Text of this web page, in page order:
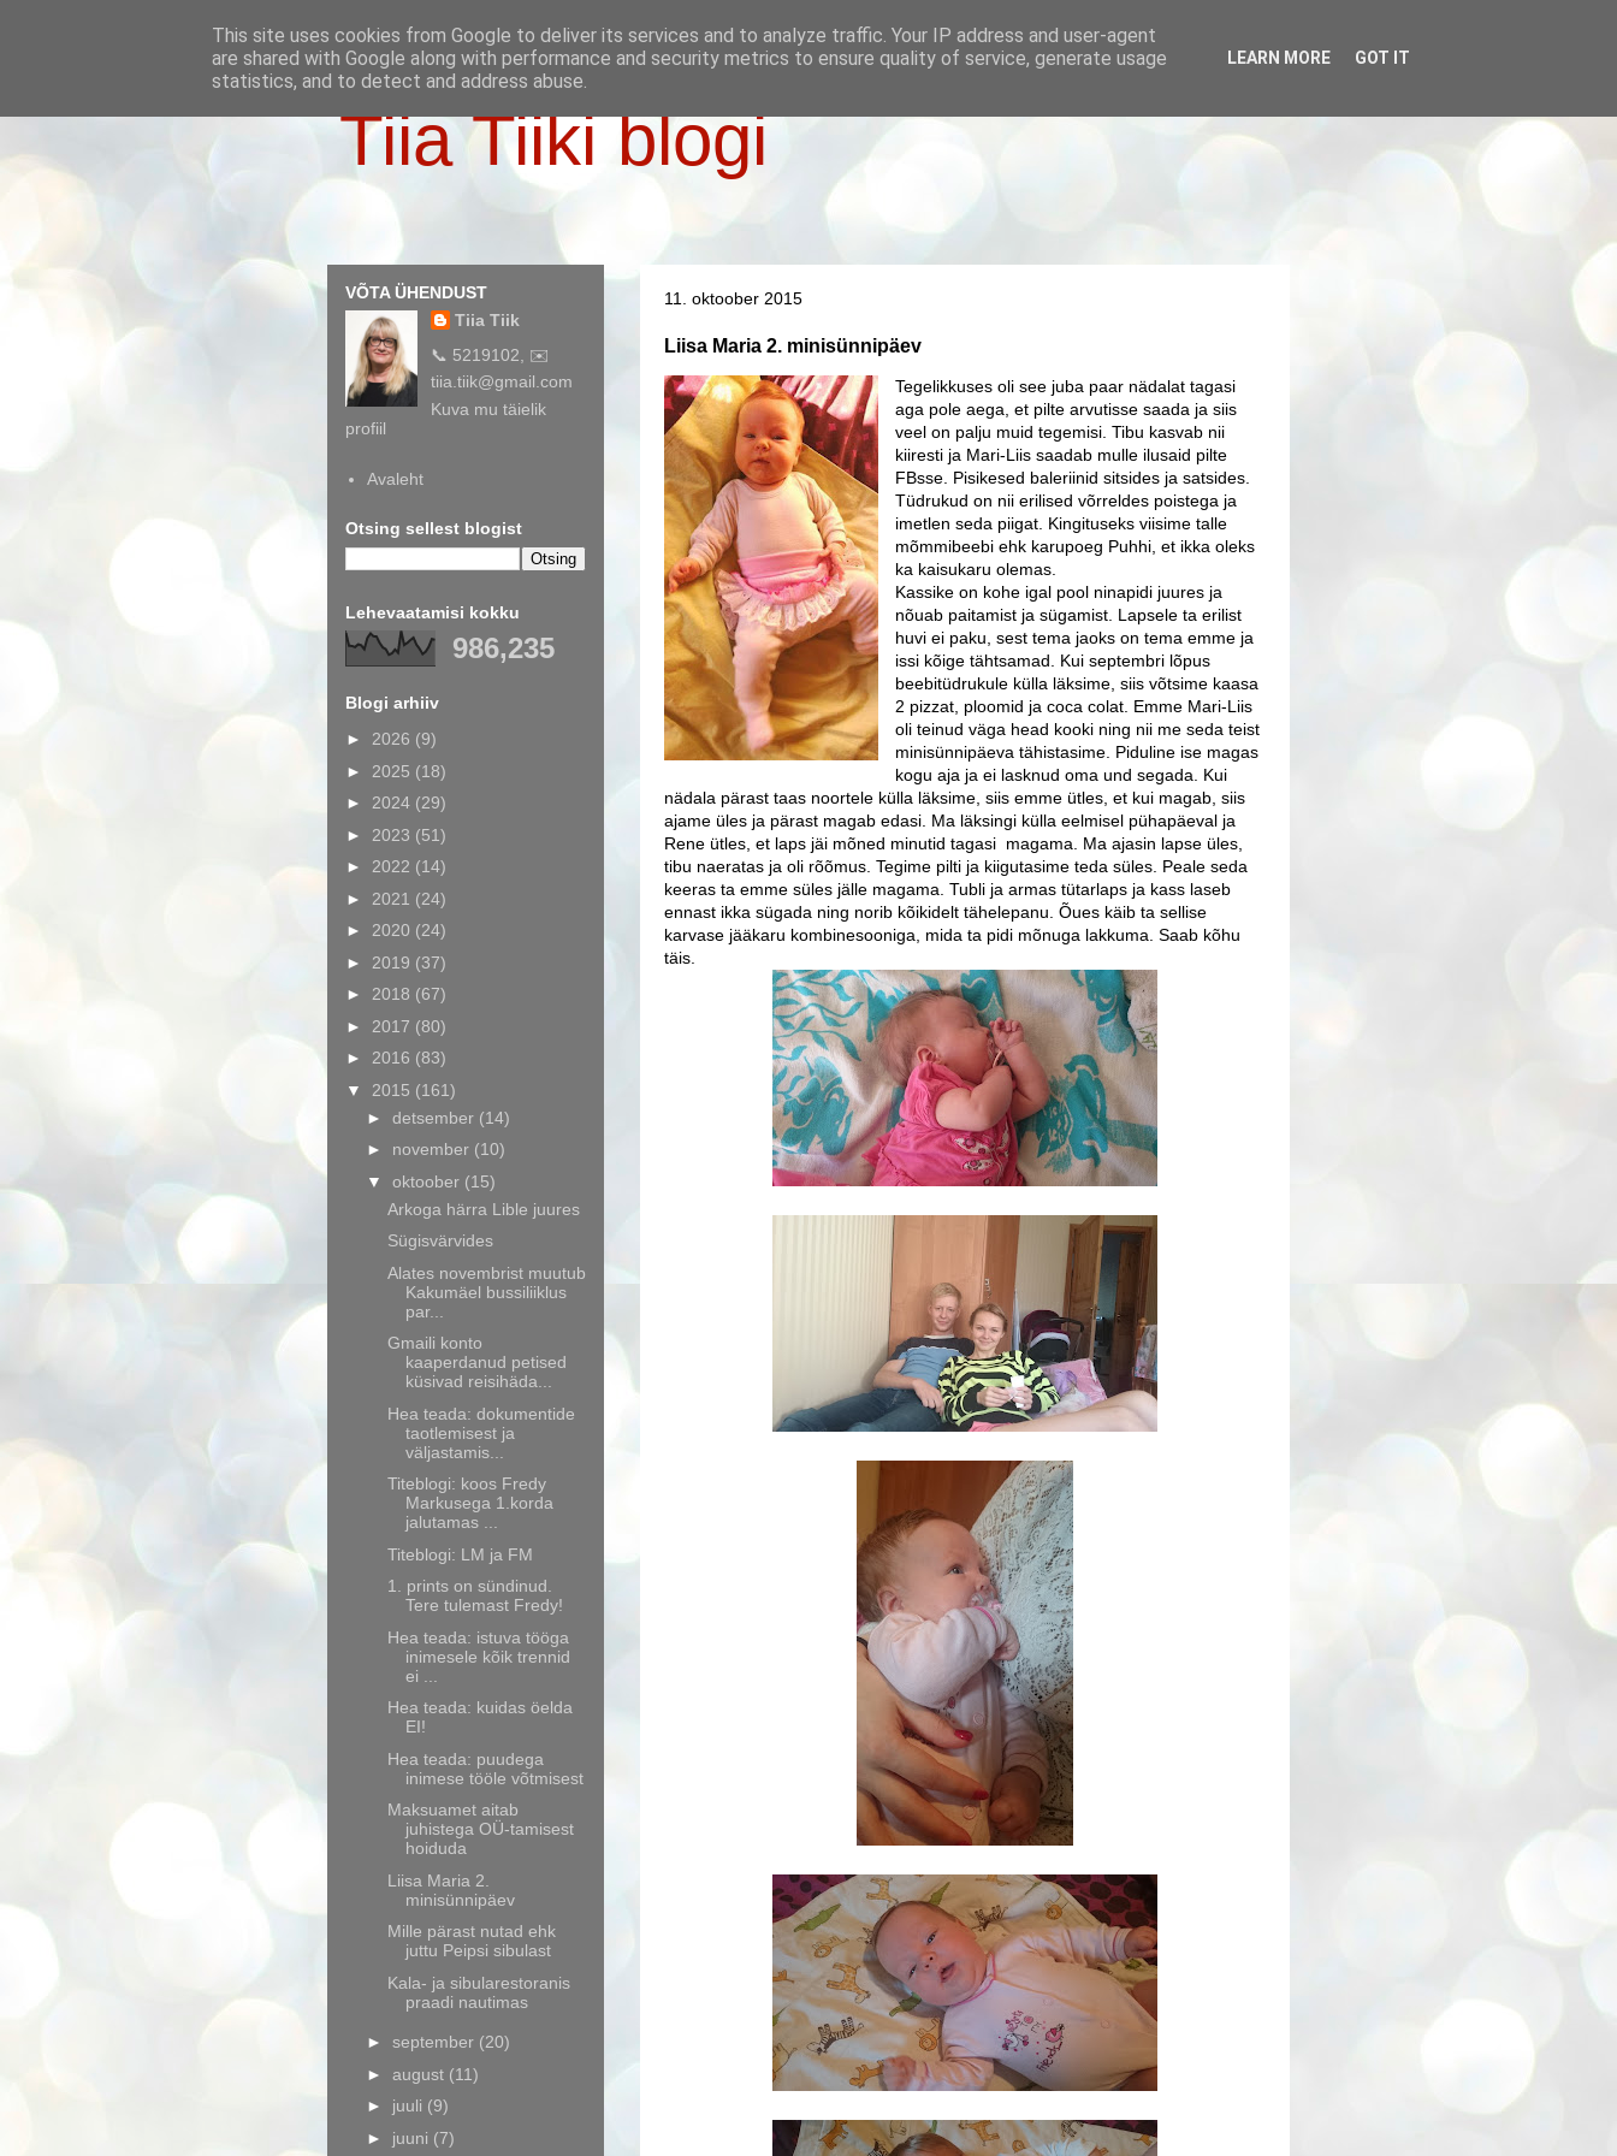
Tiia Tiiki blogi
11. oktoober 2015
Liisa Maria 2. minisünnipäev
Tegelikkuses oli see juba paar nädalat tagasi
aga pole aega, et pilte arvutisse saada ja siis
veel on palju muid tegemisi. Tibu kasvab nii
kiiresti ja Mari-Liis saadab mulle ilusaid pilte
FBsse. Pisikesed baleriinid sitsides ja satsides.
Tüdrukud on nii erilised võrreldes poistega ja
imetlen seda piigat. Kingituseks viisime talle
mõmmibeebi ehk karupoeg Puhhi, et ikka oleks
ka kaisukaru olemas.
Kassike on kohe igal pool ninapidi juures ja
nõuab paitamist ja sügamist. Lapsele ta erilist
huvi ei paku, sest tema jaoks on tema emme ja
issi kõige tähtsamad. Kui septembri lõpus
beebitüdrukule külla läksime, siis võtsime kaasa
2 pizzat, ploomid ja coca colat. Emme Mari-Liis
oli teinud väga head kooki ning nii me seda teist
minisünnipäeva tähistasime. Piduline ise magas
kogu aja ja ei lasknud oma und segada. Kui
nädala pärast taas noortele külla läksime, siis emme ütles, et kui magab, siis
ajame üles ja pärast magab edasi. Ma läksingi külla eelmisel pühapäeval ja
Rene ütles, et laps jäi mõned minutid tagasi magama. Ma ajasin lapse üles,
tibu naeratas ja oli rõõmus. Tegime pilti ja kiigutasime teda süles. Peale seda
keeras ta emme süles jälle magama. Tubli ja armas tütarlaps ja kass laseb
ennast ikka sügada ning norib kõikidelt tähelepanu. Õues käib ta sellise
karvase jääkaru kombinesooniga, mida ta pidi mõnuga lakkuma. Saab kõhu
täis.
VÕTA ÜHENDUST
Tiia Tiik
📞 5219102, ✉️
tiia.tiik@gmail.com
Kuva mu täielik
profiil
Avaleht
Otsing sellest blogist
Lehevaatamisi kokku
986,235
Blogi arhiiv
► 2026 (9)
► 2025 (18)
► 2024 (29)
► 2023 (51)
► 2022 (14)
► 2021 (24)
► 2020 (24)
► 2019 (37)
► 2018 (67)
► 2017 (80)
► 2016 (83)
▼ 2015 (161)
► detsember (14)
► november (10)
▼ oktoober (15)
Arkoga härra Lible juures
Sügisvärvides
Alates novembrist muutub
Kakumäel bussiliiklus
par...
Gmaili konto
kaaperdanud petised
küsivad reisihäda...
Hea teada: dokumentide
taotlemisest ja
väljastamis...
Titeblogi: koos Fredy
Markusega 1.korda
jalutamas ...
Titeblogi: LM ja FM
1. prints on sündinud.
Tere tulemast Fredy!
Hea teada: istuva tööga
inimesele kõik trennid
ei ...
Hea teada: kuidas öelda
EI!
Hea teada: puudega
inimese tööle võtmisest
Maksuamet aitab
juhistega OÜ-tamisest
hoiduda
Liisa Maria 2.
minisünnipäev
Mille pärast nutad ehk
juttu Peipsi sibulast
Kala- ja sibularestoranis
praadi nautimas
► september (20)
► august (11)
► juuli (9)
► juuni (7)
This site uses cookies from Google to deliver its services and to analyze traffic. Your IP address and user-agent
are shared with Google along with performance and security metrics to ensure quality of service, generate usage
statistics, and to detect and address abuse.
LEARN MORE GOT IT